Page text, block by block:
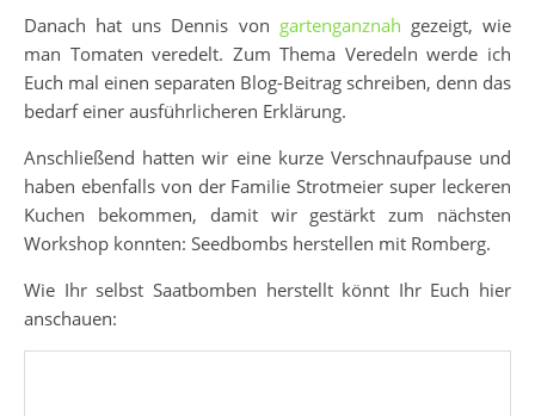
Danach hat uns Dennis von gartenganznah gezeigt, wie
man Tomaten veredelt. Zum Thema Veredeln werde ich
Euch mal einen separaten Blog-Beitrag schreiben, denn das
bedarf einer ausführlicheren Erklärung.
Anschließend hatten wir eine kurze Verschnaufpause und
haben ebenfalls von der Familie Strotmeier super leckeren
Kuchen bekommen, damit wir gestärkt zum nächsten
Workshop konnten: Seedbombs herstellen mit Romberg.
Wie Ihr selbst Saatbomben herstellt könnt Ihr Euch hier
anschauen: